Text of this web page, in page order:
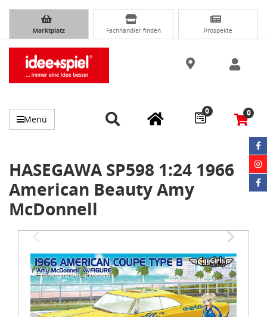
Marktplatz Fachhändler finden Prospekte
Menü
0 0
HASEGAWA SP598 1:24 1966
American Beauty Amy
McDonnell
of